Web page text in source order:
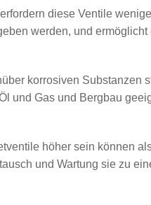
diese Ventile
werden, und
korrosiven Substanzen
und Gas und Bergbau
höher sein können
und Wartung sie zu